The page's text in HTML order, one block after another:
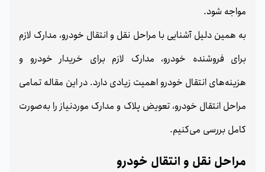
مواجه شود.
به همین دلیل آشنایی با مراحل نقل و انتقال خودرو، مدارک لازم
برای فروشنده خودرو، مدارک لازم برای خریدار خودرو و
هزینه‌های انتقال خودرو اهمیت زیادی دارد. در این مقاله تمامی
مراحل انتقال خودرو، تعویض پلاک و مدارک موردنیاز را به‌صورت
کامل بررسی می‌کنیم.
مراحل نقل و انتقال خودرو